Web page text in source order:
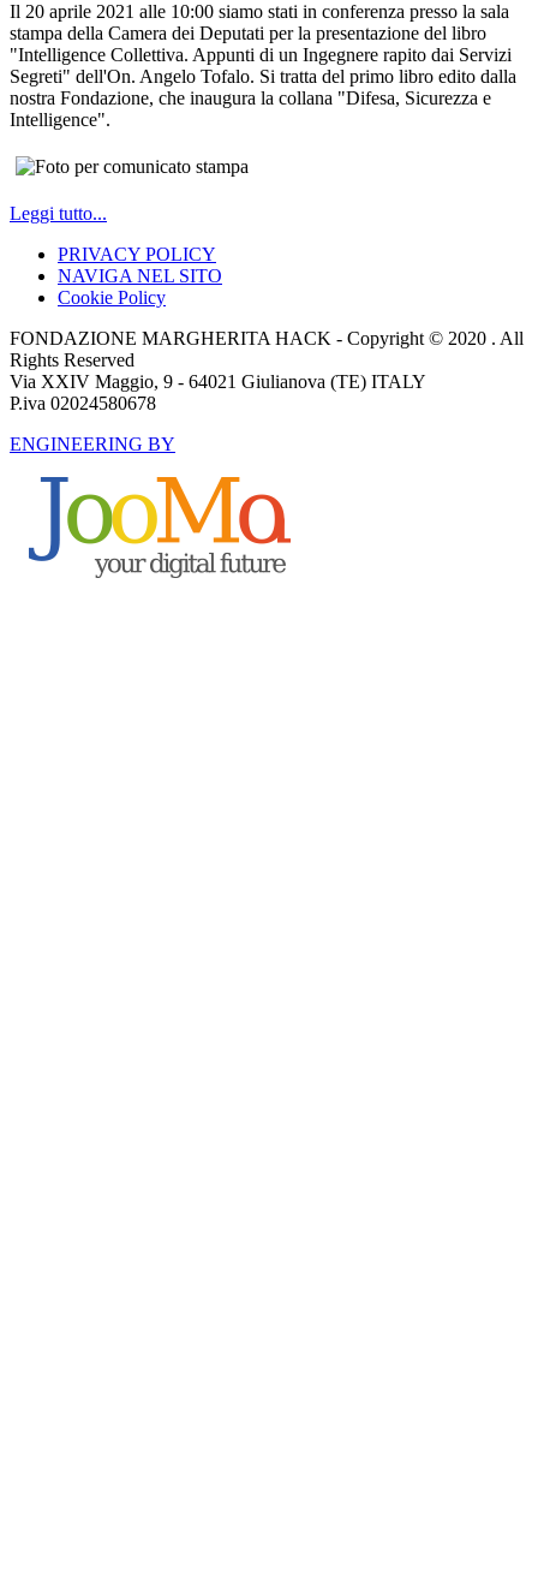
Il 20 aprile 2021 alle 10:00 siamo stati in conferenza presso la sala
stampa della Camera dei Deputati per la presentazione del libro
"Intelligence Collettiva. Appunti di un Ingegnere rapito dai Servizi
Segreti" dell'On. Angelo Tofalo. Si tratta del primo libro edito dalla
nostra Fondazione, che inaugura la collana "Difesa, Sicurezza e
Intelligence".
Leggi tutto...
PRIVACY POLICY
NAVIGA NEL SITO
Cookie Policy
FONDAZIONE MARGHERITA HACK - Copyright © 2020 . All
Rights Reserved
Via XXIV Maggio, 9 - 64021 Giulianova (TE) ITALY
P.iva 02024580678
ENGINEERING BY